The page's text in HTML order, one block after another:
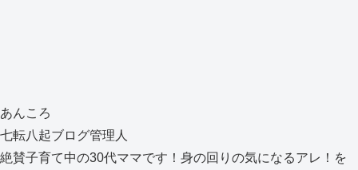
あんころ
七転八起ブログ管理人
絶賛子育て中の30代ママです！身の回りの気になるアレ！を